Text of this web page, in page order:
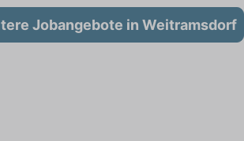
Jobangebote in Weitramsdorf